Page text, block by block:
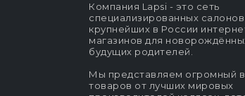
Компания Lapsi - это сеть
специализированных салонов
крупнейших в России
магазинов для
будущих родителей.
Мы представляем огромный
товаров от лучших мировых